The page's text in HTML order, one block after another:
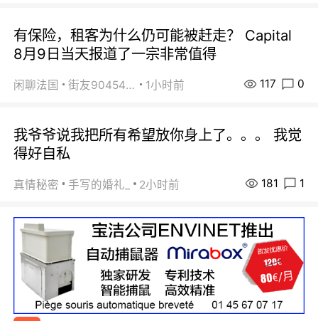
有保险，租客为什么仍可能被赶走？ Capital
8月9日当天报道了一宗非常值得
闲聊法国 街友90454511 1小时前 117 0
我爷爷说我把所有希望放你身上了。。。 我觉
得好自私
真情秘密 手写的婚礼_ 2小时前 181 1